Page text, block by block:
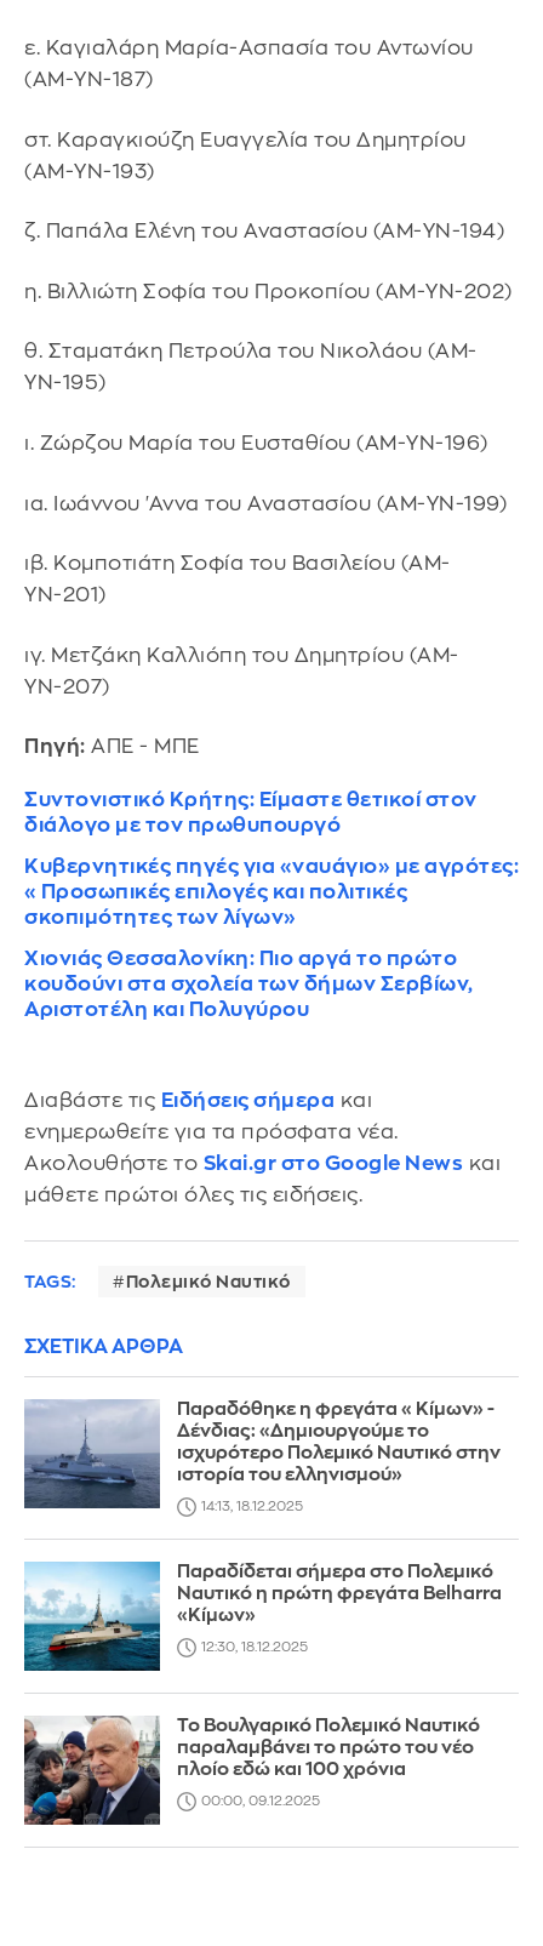
ε. Καγιαλάρη Μαρία-Ασπασία του Αντωνίου
(ΑΜ-ΥΝ-187)
στ. Καραγκιούζη Ευαγγελία του Δημητρίου
(ΑΜ-ΥΝ-193)
ζ. Παπάλα Ελένη του Αναστασίου (ΑΜ-ΥΝ-194)
η. Βιλλιώτη Σοφία του Προκοπίου (ΑΜ-ΥΝ-202)
θ. Σταματάκη Πετρούλα του Νικολάου (ΑΜ-
ΥΝ-195)
ι. Ζώρζου Μαρία του Ευσταθίου (ΑΜ-ΥΝ-196)
ια. Ιωάννου 'Αννα του Αναστασίου (ΑΜ-ΥΝ-199)
ιβ. Κομποτιάτη Σοφία του Βασιλείου (ΑΜ-
ΥΝ-201)
ιγ. Μετζάκη Καλλιόπη του Δημητρίου (ΑΜ-
ΥΝ-207)
Πηγή: ΑΠΕ - ΜΠΕ
Συντονιστικό Κρήτης: Είμαστε θετικοί στον
διάλογο με τον πρωθυπουργό
Κυβερνητικές πηγές για «ναυάγιο» με αγρότες:
«Προσωπικές επιλογές και πολιτικές
σκοπιμότητες των λίγων»
Χιονιάς Θεσσαλονίκη: Πιο αργά το πρώτο
κουδούνι στα σχολεία των δήμων Σερβίων,
Αριστοτέλη και Πολυγύρου
Διαβάστε τις Ειδήσεις σήμερα και
ενημερωθείτε για τα πρόσφατα νέα.
Ακολουθήστε το Skai.gr στο Google News και
μάθετε πρώτοι όλες τις ειδήσεις.
TAGS: Πολεμικό Ναυτικό
ΣΧΕΤΙΚΑ ΑΡΘΡΑ
Παραδόθηκε η φρεγάτα «Κίμων» -
Δένδιας: «Δημιουργούμε το
ισχυρότερο Πολεμικό Ναυτικό στην
ιστορία του ελληνισμού»
14:13, 18.12.2025
Παραδίδεται σήμερα στο Πολεμικό
Ναυτικό η πρώτη φρεγάτα Belharra
«Κίμων»
12:30, 18.12.2025
Το Βουλγαρικό Πολεμικό Ναυτικό
παραλαμβάνει το πρώτο του νέο
πλοίο εδώ και 100 χρόνια
00:00, 09.12.2025